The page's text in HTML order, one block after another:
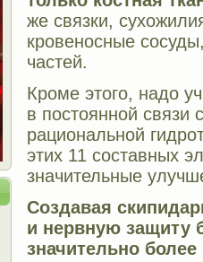
же связки,
кровеносные
частей.
Кроме этого, надо
в постоянной связи
рациональной
этих 11 составных
значительные
Создавая
и нервную защиту
значительно